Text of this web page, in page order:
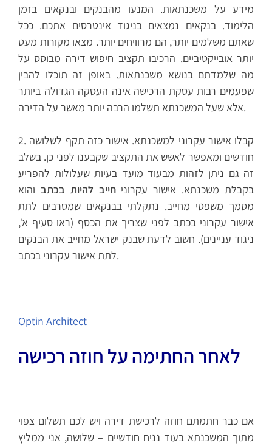
מידע על משכנתאות. המנעו מהבנקים ובנקאים בזמן
הלימוד. בנקאים נמצאים בניגוד אינטרסים אתכם. ככל
שאתם משלמים יותר, הם מרוויחים יותר. מצאו מקורות מעט
יותר אובייקטיביים. הרכיבו תקציב חיפוש דירה מבוסס על
מה שלמדתם בנושא משכנתאות. באופן זה תוכלו להבין
שפעמים רבות עסקת הרכישה אינה העסקה הגדולה ביותר
אלא שעל המשכנתא תשלמו הרבה יותר מאשר על הדירה.
2. קבלו אישור עקרוני למשכנתא. אישור כזה תקף לשלושה
חודשים ומאפשר לאשש את התקציב שקבענו לפני כן. בשלב
זה גם ניתן לזהות מבעוד מועד בעיות שעלולות להפריע
בקבלת משכנתא. אישור עקרוניחייב להיות בכתב והוא
מסמך משפטי מחייב. נתקלתי בבנקאים שמסרבים לתת
אישור עקרוני בכתב לפני שצריך את הכסף (ראו סעיף א',
ניגוד עניינים). חשוב לדעת שבנק ישראל מחייב את הבנקים
לתת אישור עקרוני בכתב.
Optin Architect
לאחר החתימה על חוזה רכישה
אם כבר חתמתם חוזה לרכישת דירה ויש לכם תשלום צפוי
מתוך המשכנתא בעוד נניח חודשיים – שלושה, אני ממליץ